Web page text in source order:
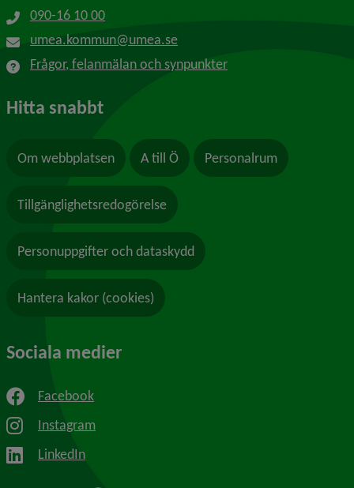
090-16 10 00
umea.kommun@umea.se
Frågor, felanmälan och synpunkter
Hitta snabbt
Om webbplatsen A till Ö Personalrum
Tillgänglighetsredogörelse
Personuppgifter och dataskydd
Hantera kakor (cookies)
Sociala medier
Facebook
Instagram
LinkedIn